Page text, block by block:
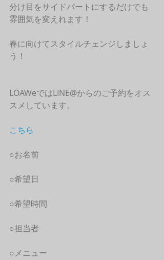
分け目をサイドパートにするだけでも
雰囲気を変えれます！
春に向けてスタイルチェンジしましょ
う！
LOAWeではLINE@からのご予約をオス
スメしています。
こちら
○お名前
○希望日
○希望時間
○担当者
○メニュー